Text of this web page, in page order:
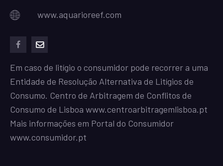
www.aquarioreef.com
Em caso de litígio o consumidor pode recorrer a uma
Entidade de Resolução Alternativa de Litígios de
Consumo. Centro de Arbitragem de Conflitos de
Consumo de Lisboa www.centroarbitragemlisboa.pt
Mais informações em Portal do Consumidor
www.consumidor.pt